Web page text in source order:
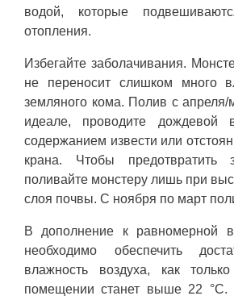
водой, которые
отопления.
Избегайте заболачивания.
не переносит слишком много
земляного кома. Полив с апреля/
идеале, проводите дождевой
содержанием извести или
крана. Чтобы предотвратить
поливайте монстеру лишь при
слоя почвы. С ноября по март
В дополнение к равномерной
необходимо обеспечить
влажность воздуха, как
помещении станет выше 22